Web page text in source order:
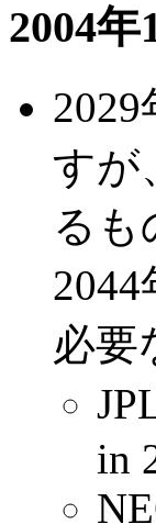
2004年
すが
るも
必要
in